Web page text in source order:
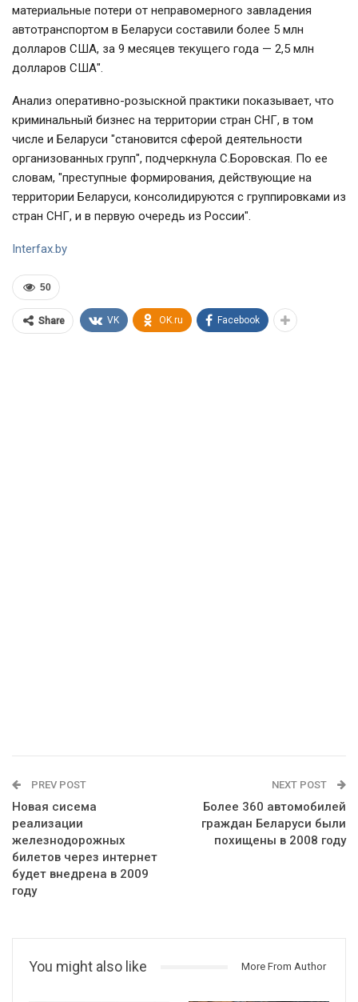
материальные потери от неправомерного завладения
автотранспортом в Беларуси составили более 5 млн
долларов США, за 9 месяцев текущего года — 2,5 млн
долларов США".
Анализ оперативно-розыскной практики показывает, что
криминальный бизнес на территории стран СНГ, в том
числе и Беларуси "становится сферой деятельности
организованных групп", подчеркнула С.Боровская. По ее
словам, "преступные формирования, действующие на
территории Беларуси, консолидируются с группировками из
стран СНГ, и в первую очередь из России".
Interfax.by
50
Share VK OK.ru Facebook
PREV POST
Новая сисема
реализации
железнодорожных
билетов через интернет
будет внедрена в 2009
году
NEXT POST
Более 360 автомобилей
граждан Беларуси были
похищены в 2008 году
You might also like More From Author